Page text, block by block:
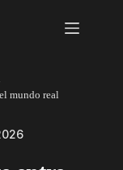
mundo real